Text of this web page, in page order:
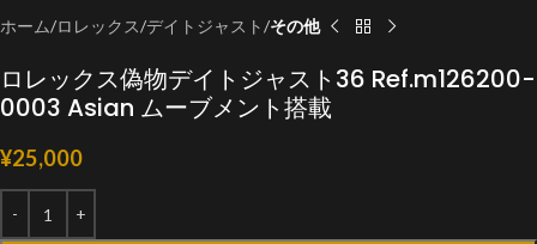
ホーム ロレックス デイトジャスト その他
ロレックス偽物デイトジャスト36 Ref.m126200-
0003 Asian ムーブメント搭載
¥25,000